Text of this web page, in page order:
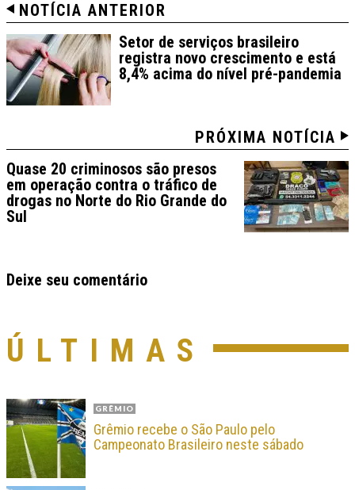
NOTÍCIA ANTERIOR
Setor de serviços brasileiro
registra novo crescimento e está
8,4% acima do nível pré-pandemia
PRÓXIMA NOTÍCIA
Quase 20 criminosos são presos
em operação contra o tráfico de
drogas no Norte do Rio Grande do
Sul
Deixe seu comentário
ÚLTIMAS
GRÊMIO
Grêmio recebe o São Paulo pelo
Campeonato Brasileiro neste sábado